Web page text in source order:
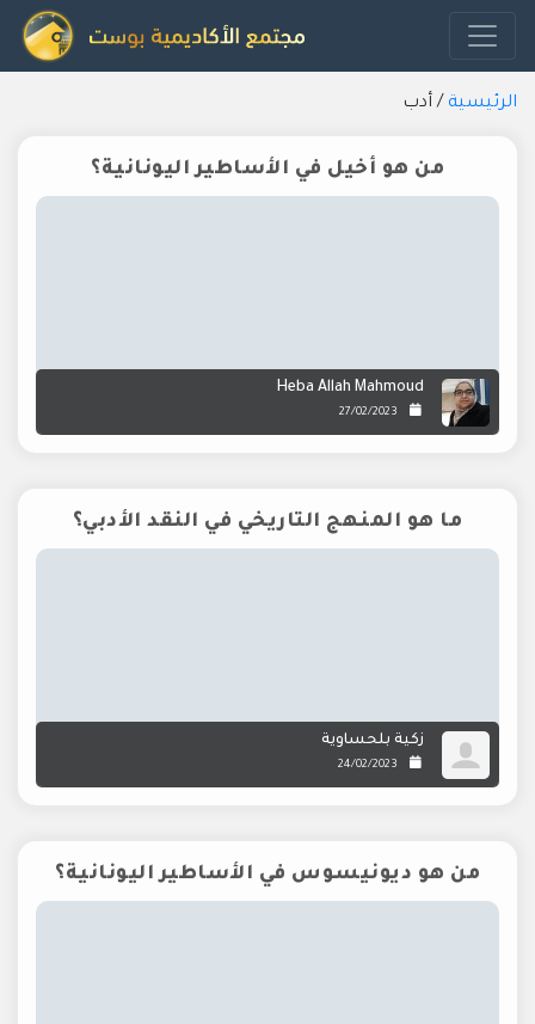
الرئيسية / أدب
من هو أخيل في الأساطير اليونانية؟
Heba Allah Mahmoud
27/02/2023
ما هو المنهج التاريخي في النقد الأدبي؟
زكية بلحساوية
24/02/2023
من هو ديونيسوس في الأساطير اليونانية؟